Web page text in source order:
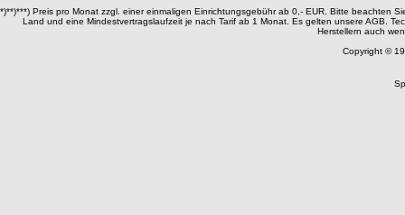
*)**)***) Preis pro Monat zzgl. einer einmaligen Einrichtungsgebühr ab 0,- EUR. Bitte beachten
Land und eine Mindestvertragslaufzeit je nach Tarif ab 1 Monat. Es gelten unsere AGB.
Herstellern auch
Copyright ©